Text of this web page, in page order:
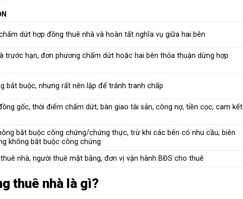
dứt hợp đồng thuê nhà và hoàn tất nghĩa vụ giữa hai bên
trước hạn, đơn phương chấm dứt hoặc hai bên thỏa thuận dừng hợp
bắt buộc, nhưng rất nên lập để tránh tranh chấp
gốc, thời điểm chấm dứt, bàn giao tài sản, công nợ, tiền cọc, cam kết
bắt buộc công chứng/chứng thực, trừ khi các bên có nhu cầu; biên
không bắt buộc công chứng
nhà, người thuê mặt bằng, đơn vị vận hành BĐS cho thuê
thuê nhà là gì?